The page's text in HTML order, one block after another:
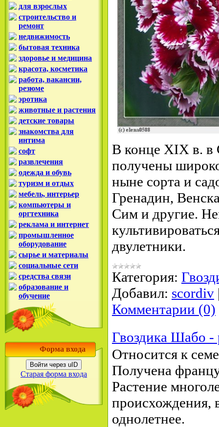
для взрослых
строительство и
ремонт
недвижимость
бытовая техника
здоровье и медицина
красота, косметика
работа, вакансии,
резюме
эротика
животные и растения
детские товары
знакомства для
интима
софт
развлечения
одежда и обувь
туризм и отдых
мебель, интерьер
компьютеры и
оргтехника
реклама и интернет
промышленное
оборудование
сырье и материалы
социальные сети
средства связи
образование и
обучение
Форма входа
Войти через uID
Старая форма входа
В конце XIX в.
получены
ныне сорта и
Гренадин,
Сим и другие.
двулетники.
Категория:
Добавил: scordiv
Комментарии (0)
Гвоздика Шабо -
Относится к
Получена
Растение
происхождения,
однолетнее.